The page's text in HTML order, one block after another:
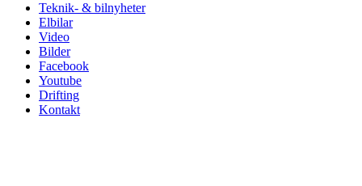
Teknik- & bilnyheter
Elbilar
Video
Bilder
Facebook
Youtube
Drifting
Kontakt